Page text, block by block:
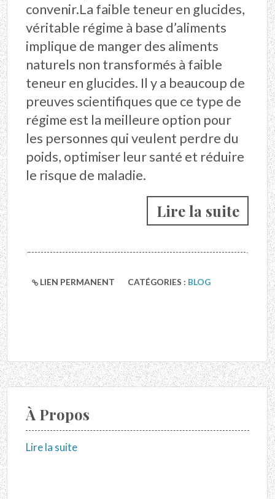
convenir.La faible teneur en glucides,
véritable régime à base d’aliments
implique de manger des aliments
naturels non transformés à faible
teneur en glucides. Il y a beaucoup de
preuves scientifiques que ce type de
régime est la meilleure option pour
les personnes qui veulent perdre du
poids, optimiser leur santé et réduire
le risque de maladie.
Lire la suite
LIEN PERMANENT CATÉGORIES : BLOG
À Propos
Lire la suite